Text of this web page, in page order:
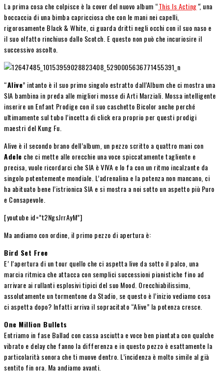
La prima cosa che colpisce è la cover del nuovo album “This Is Acting“, una
boccaccia di una bimba capricciosa che con le mani nei capelli,
rigorosamente Black & White, ci guarda dritti negli occhi con il suo naso e
il suo olfatto rinchiuso dallo Scotch. E questo non può che incuriosire il
successivo ascolto.
“Alive” intanto è il suo primo singolo estratto dall’Album che ci mostra una
SIA bambina in preda alle migliori mosse di Arti Marziali. Mossa intelligente
inserire un Enfant Prodige con il suo caschetto Bicolor anche perché
ultimamente sul tubo l’incetta di click era proprio per questi prodigi
maestri del Kung Fu.
Alive è il secondo brano dell’album, un pezzo scritto a quattro mani con
Adele che ci mette alle orecchie una voce spiccatamente tagliente e
precisa, vuole ricordarci che SIA è VIVA e lo fa con un ritmo incalzante da
singolo potentemente mondiale. L’adrenalina e la potenza non mancano, ci
ha abituato bene l’istrionica SIA e si mostra a noi sotto un aspetto più Puro
e Consapevole.
[youtube id=”t2NgsJrrAyM”]
Ma andiamo con ordine, il primo pezzo di apertura è:
Bird Set Free
E’ l’apertura di un tour quello che ci aspetta live da sotto il palco, una
marcia ritmica che attacca con semplici successioni pianistiche fino ad
arrivare ai rullanti esplosivi tipici del suo Mood. Orecchiabilissima,
assolutamente un tormentone da Stadio, se questo è l’inizio vediamo cosa
ci aspetta dopo? Infatti arriva il sopracitato “Alive” la potenza cresce.
One Million Bullets
Entriamo in fase Ballad con cassa asciutta e voce ben piantata con qualche
vibrato e delay che fanno la differenza e in questo pezzo è esattamente la
particolarità sonora che ti muove dentro. L’incidenza è molto simile al già
sentito fin ora. Ma andiamo avanti.